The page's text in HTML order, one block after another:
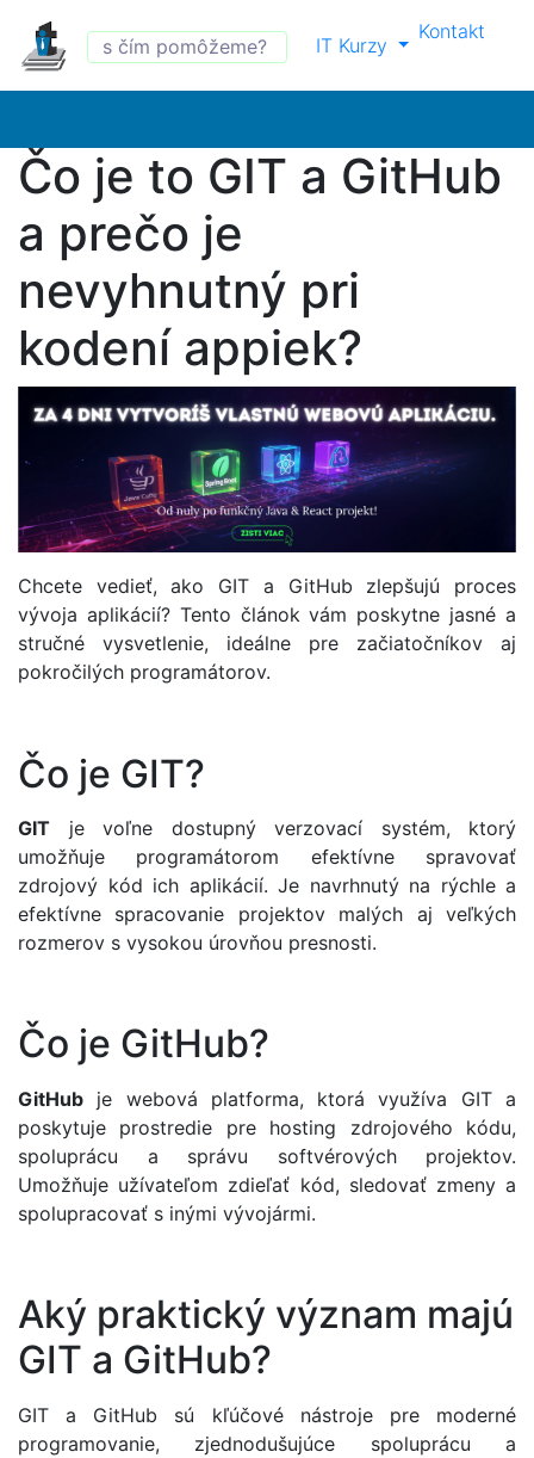
IT Kurzy
Kontakt
Čo je to GIT a GitHub
a prečo je
nevyhnutný pri
kodení appiek?
Chcete vedieť, ako GIT a GitHub zlepšujú proces
vývoja aplikácií? Tento článok vám poskytne jasné a
stručné vysvetlenie, ideálne pre začiatočníkov aj
pokročilých programátorov.
Čo je GIT?
GIT je voľne dostupný verzovací systém, ktorý
umožňuje programátorom efektívne spravovať
zdrojový kód ich aplikácií. Je navrhnutý na rýchle a
efektívne spracovanie projektov malých aj veľkých
rozmerov s vysokou úrovňou presnosti.
Čo je GitHub?
GitHub je webová platforma, ktorá využíva GIT a
poskytuje prostredie pre hosting zdrojového kódu,
spoluprácu a správu softvérových projektov.
Umožňuje užívateľom zdieľať kód, sledovať zmeny a
spolupracovať s inými vývojármi.
Aký praktický význam majú
GIT a GitHub?
GIT a GitHub sú kľúčové nástroje pre moderné
programovanie, zjednodušujúce spoluprácu a